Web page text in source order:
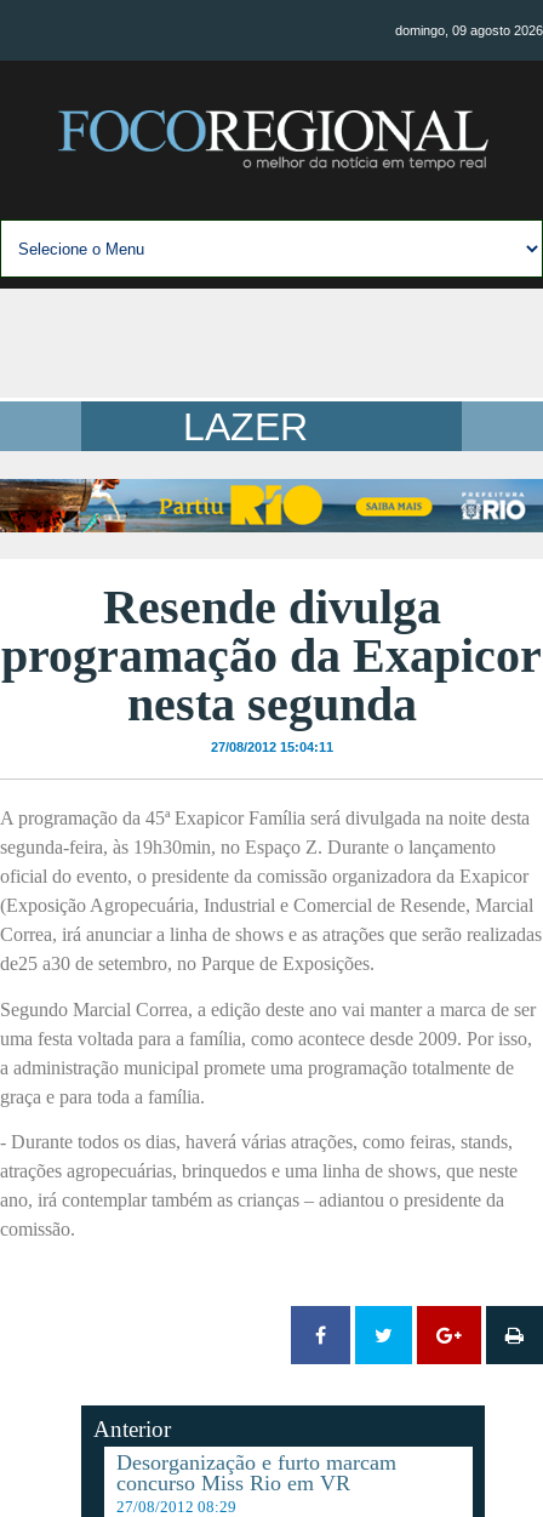
domingo, 09 agosto 2026
LAZER
Resende divulga
programação da Exapicor
nesta segunda
27/08/2012 15:04:11
A programação da 45ª Exapicor Família será divulgada na noite desta
segunda-feira, às 19h30min, no Espaço Z. Durante o lançamento
oficial do evento, o presidente da comissão organizadora da Exapicor
(Exposição Agropecuária, Industrial e Comercial de Resende, Marcial
Correa, irá anunciar a linha de shows e as atrações que serão realizadas
de25 a30 de setembro, no Parque de Exposições.
Segundo Marcial Correa, a edição deste ano vai manter a marca de ser
uma festa voltada para a família, como acontece desde 2009. Por isso,
a administração municipal promete uma programação totalmente de
graça e para toda a família.
- Durante todos os dias, haverá várias atrações, como feiras, stands,
atrações agropecuárias, brinquedos e uma linha de shows, que neste
ano, irá contemplar também as crianças – adiantou o presidente da
comissão.
Anterior
Desorganização e furto marcam
concurso Miss Rio em VR
27/08/2012 08:29